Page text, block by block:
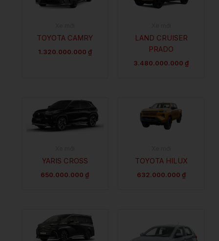
TOYOTA CAMRY
1.320.000.000 ₫
LAND CRUISER
PRADO
3.480.000.000 ₫
YARIS CROSS
650.000.000 ₫
TOYOTA HILUX
632.000.000 ₫